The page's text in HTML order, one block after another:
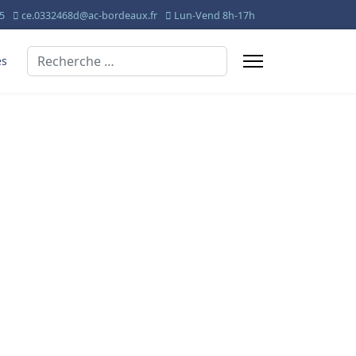
ce.0332468d@ac-bordeaux.fr Lun-Vend 8h-17h
Valider